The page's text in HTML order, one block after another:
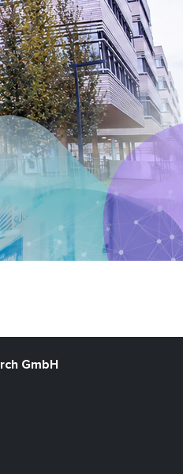
GmbH